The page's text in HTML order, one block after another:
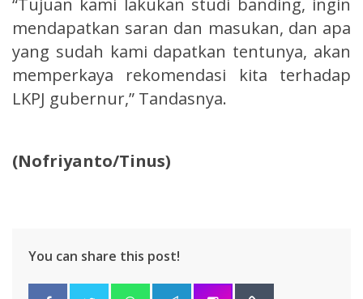
mendapatkan saran dan masukan, dan apa
yang sudah kami dapatkan tentunya, akan
memperkaya rekomendasi kita terhadap
LKPJ gubernur,” Tandasnya.
(Nofriyanto/Tinus)
You can share this post!